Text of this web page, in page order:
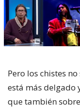
Pero los chistes
está más delgado
que también